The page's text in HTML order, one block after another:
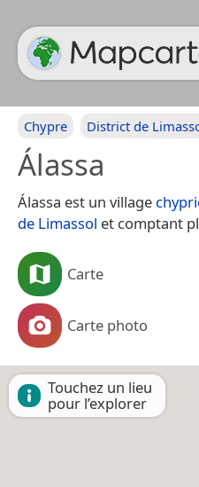
Chypre District de
Álassa
Álassa est un village
de Limassol et comptant
Carte
Carte photo
Touchez un lieu
pour l’explorer